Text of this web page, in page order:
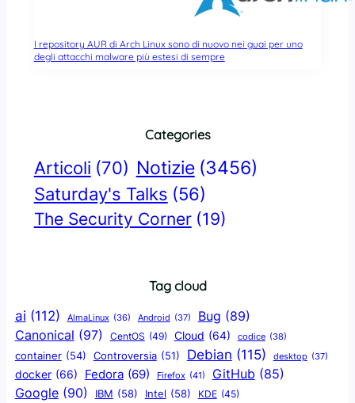
I repository AUR di Arch Linux sono di nuovo nei guai per uno
degli attacchi malware più estesi di sempre
Categories
Articoli (70) Notizie (3456)
Saturday's Talks (56)
The Security Corner (19)
Tag cloud
ai (112) AlmaLinux (36) Android (37) Bug (89)
Canonical (97) CentOS (49) Cloud (64) codice (38)
container (54) Controversia (51) Debian (115) desktop (37)
docker (66) Fedora (69) Firefox (41) GitHub (85)
Google (90) IBM (58) Intel (58) KDE (45)